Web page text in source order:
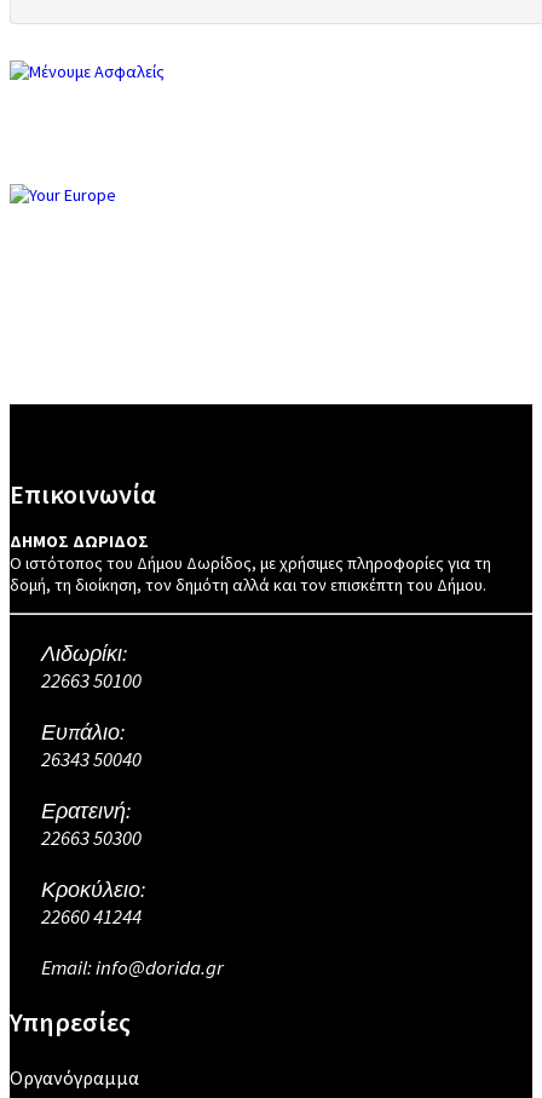
Επικοινωνία
ΔΗΜΟΣ ΔΩΡΙΔΟΣ
Ο ιστότοπος του Δήμου Δωρίδος, με χρήσιμες πληροφορίες για τη
δομή, τη διοίκηση, τον δημότη αλλά και τον επισκέπτη του Δήμου.
Λιδωρίκι:
22663 50100
Ευπάλιο:
26343 50040
Ερατεινή:
22663 50300
Κροκύλειο:
22660 41244
Email: info@dorida.gr
Υπηρεσίες
Οργανόγραμμα